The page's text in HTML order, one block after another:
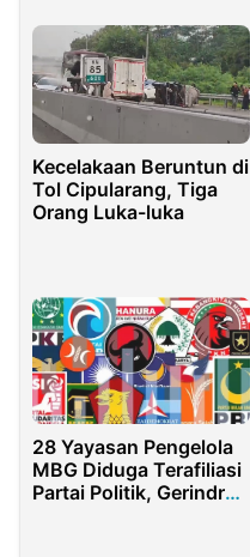
Kecelakaan Beruntun di
Tol Cipularang, Tiga
Orang Luka-luka
28 Yayasan Pengelola
MBG Diduga Terafiliasi
Partai Politik, Gerindra